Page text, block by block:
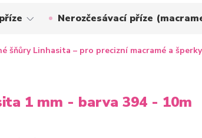
Nerozčesávací příze
šňůry Linhasita – pro precizní macramé a šperky
1 mm - barva 394 - 10m